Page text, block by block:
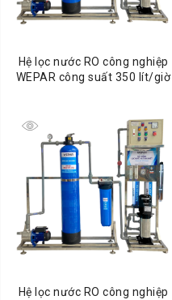
Hệ lọc nước RO công nghiệp
WEPAR công suất 350 lít/giờ
Hệ lọc nước RO công nghiệp